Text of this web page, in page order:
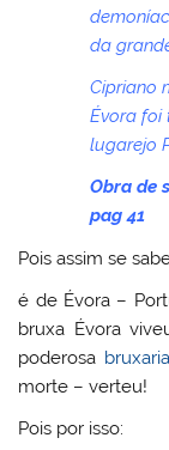
da
Cipriano
Évora foi
lugarejo
Obra de
pag 41
Pois assim se
é de Évora –
bruxa Évora
poderosa bruxaria
morte – verteu!
Pois por isso: